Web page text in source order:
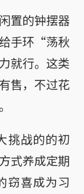
置的钟摆器
手环“荡秋
就行。这类
售，不过花
挑战的的初
式养成定期
窃喜成为习